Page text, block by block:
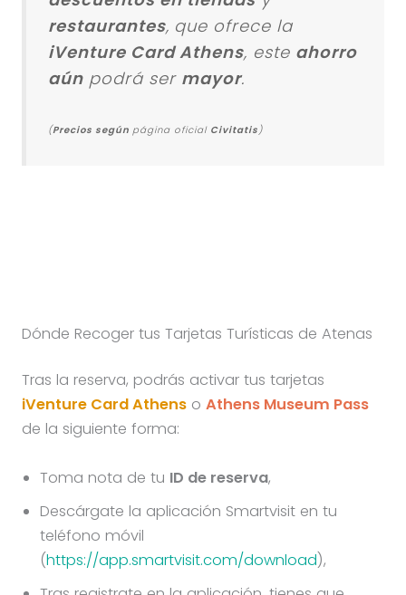
restaurantes, que ofrece la
iVenture Card Athens, este ahorro
aúnpodrá ser mayor.
(Precios según página oficial Civitatis )
Dónde Recoger tus Tarjetas Turísticas de Atenas
Tras la reserva, podrás activar tus tarjetas
iVenture Card Athenso Athens Museum Pass
de la siguiente forma:
Toma nota de tu ID de reserva,
Descárgate la aplicación Smartvisit en tu
teléfono móvil
(https://app.smartvisit.com/download),